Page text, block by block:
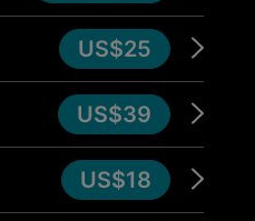
US$25
US$39
US$18